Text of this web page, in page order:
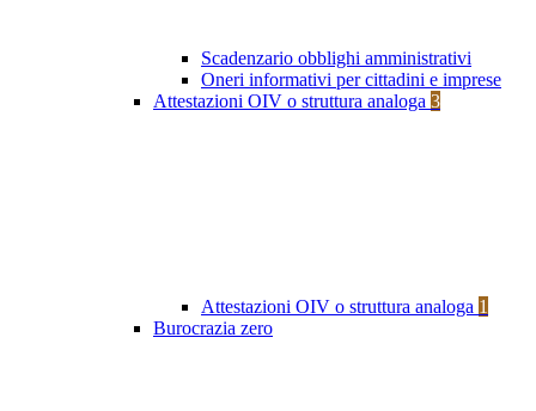
Scadenzario obblighi amministrativi
Oneri informativi per cittadini e imprese
Attestazioni OIV o struttura analoga 3
Attestazioni OIV o struttura analoga 1
Burocrazia zero